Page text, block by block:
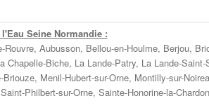
Seine Normandie :
Rouvre, Aubusson, Bellou-en-Houlme, Berjou,
Chapelle-Biche, La Lande-Patry, La Lande-
Briouze, Menil-Hubert-sur-Orne, Montilly-sur-
Philbert-sur-Orne, Sainte-Honorine-la-